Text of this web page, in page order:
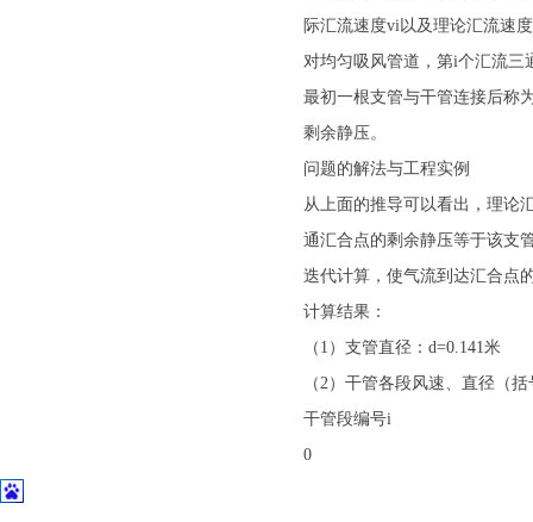
际汇流速度vi以及理论汇流速
对均匀吸风管道，第i个汇流三
最初一根支管与干管连接后称
剩余静压。
问题的解法与工程实例
从上面的推导可以看出，理论
通汇合点的剩余静压等于该支
迭代计算，使气流到达汇合点
计算结果：
（1）支管直径：d=0.141米
（2）干管各段风速、直径（
干管段编号i
0